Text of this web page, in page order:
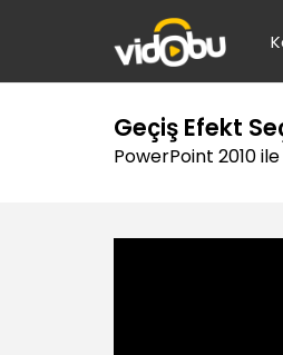
Geçiş Efekt
PowerPoint 2010